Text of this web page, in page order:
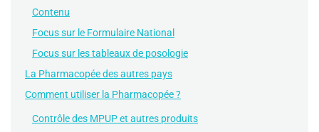
Contenu
Focus sur le Formulaire National
Focus sur les tableaux de posologie
La Pharmacopée des autres pays
Comment utiliser la Pharmacopée ?
Contrôle des MPUP et autres produits